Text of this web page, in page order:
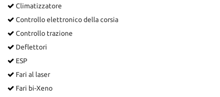
Climatizzatore
Controllo elettronico della corsia
Controllo trazione
Deflettori
ESP
Fari al laser
Fari bi-Xeno